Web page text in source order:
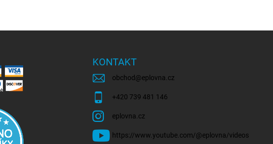
KONTAKT
obchod @eplovna.cz
+420 739 481 146
eplovna.cz
https://www.youtube.com/@eplovna/videos